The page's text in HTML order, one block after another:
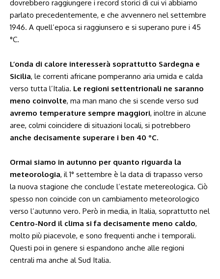
dovrebbero raggiungere i record storici di cui vi abbiamo
parlato precedentemente, e che avvennero nel settembre
1946. A quell’epoca si raggiunsero e si superano pure i 45
°C.
L’onda di calore interesserà soprattutto Sardegna e
Sicilia, le correnti africane pomperanno aria umida e calda
verso tutta l’Italia. Le regioni settentrionali ne saranno
meno coinvolte, ma man mano che si scende verso sud
avremo temperature sempre maggiori, inoltre in alcune
aree, colmi coincidere di situazioni locali, si potrebbero
anche decisamente superare i ben 40 °C.
Ormai siamo in autunno per quanto riguarda la
meteorologia, il 1° settembre è la data di trapasso verso
la nuova stagione che conclude l’estate metereologica. Ciò
spesso non coincide con un cambiamento meteorologico
verso l’autunno vero. Però in media, in Italia, soprattutto nel
Centro-Nord il clima si fa decisamente meno caldo,
molto più piacevole, e sono frequenti anche i temporali.
Questi poi in genere si espandono anche alle regioni
centrali ma anche al Sud Italia.